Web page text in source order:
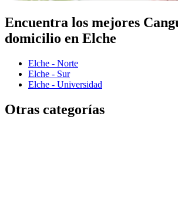
Encuentra los mejores
domicilio en Elche
Elche - Norte
Elche - Sur
Elche - Universidad
Otras categorías